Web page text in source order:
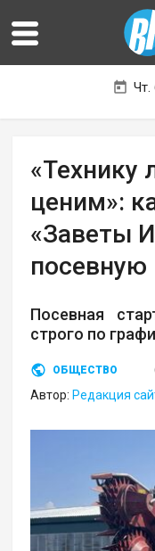
Чт.
ценим»:
«Заветы
посевную
Посевная
строго по
ОБЩЕСТВО
Автор: Редакция